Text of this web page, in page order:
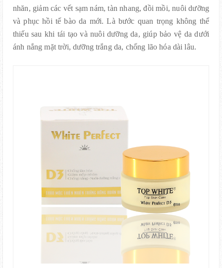
nhăn, giảm các vết sạm nám, tàn nhang, đồi mồi, nuôi dưỡng
và phục hồi tế bào da mới. Là bước quan trọng không thể
thiếu sau khi tái tạo và nuôi dưỡng da, giúp bảo vệ da dưới
ánh nắng mặt trời, dưỡng trắng da, chống lão hóa dài lâu.